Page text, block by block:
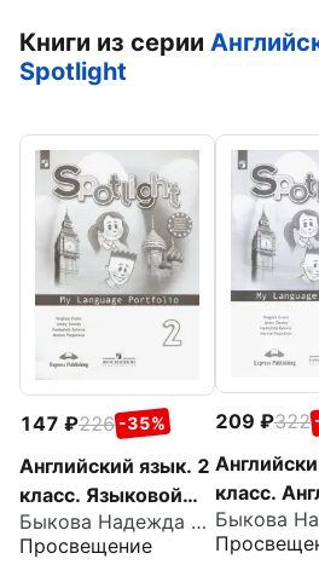
Книги из серии
Spotlight
147 226 -35%
Английский язык. 2
класс. Языковой
портфель. ФГОС Быкова Надежда Ильинична
Просвещение
209 322
класс.
в фокусе.